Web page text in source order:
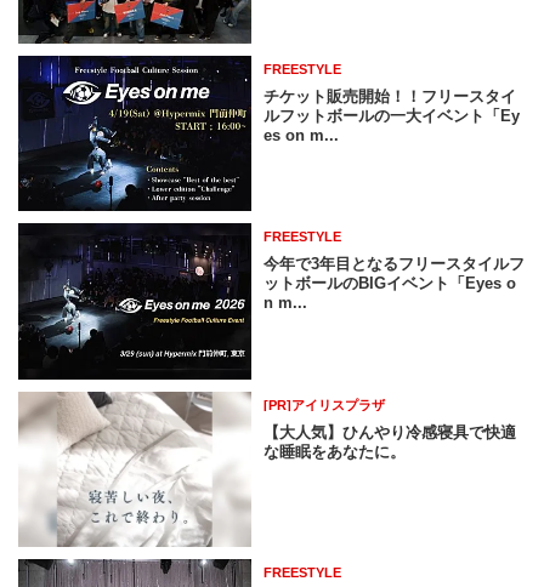
FREESTYLE
チケット販売開始！！フリースタイ
ルフットボールの一大イベント「Ey
es on m...
FREESTYLE
今年で3年目となるフリースタイルフ
ットボールのBIGイベント「Eyes o
n m...
[PR]アイリスプラザ
【大人気】ひんやり冷感寝具で快適
な睡眠をあなたに。
FREESTYLE